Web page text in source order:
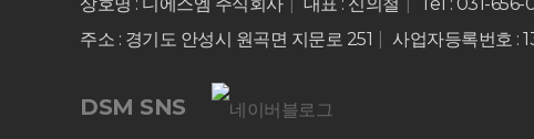
주소 : 경기도 안성시 원곡면 지문로 251
사업자등록번호 :
DSM SNS